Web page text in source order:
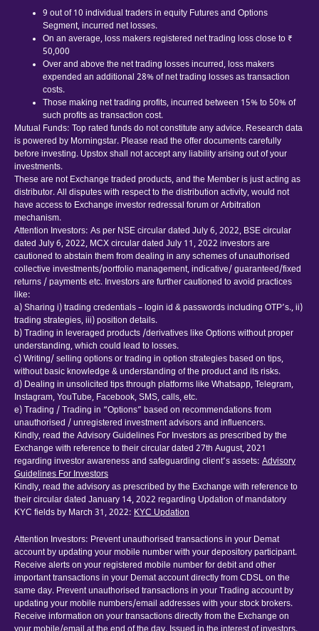
9 out of 10 individual traders in equity Futures and Options
Segment, incurred net losses.
On an average, loss makers registered net trading loss close to ₹
50,000
Over and above the net trading losses incurred, loss makers
expended an additional 28% of net trading losses as transaction
costs.
Those making net trading profits, incurred between 15% to 50% of
such profits as transaction cost.
Mutual Funds: Top rated funds do not constitute any advice. Research data
is powered by Morningstar. Please read the offer documents carefully
before investing. Upstox shall not accept any liability arising out of your
investments.
These are not Exchange traded products, and the Member is just acting as
distributor. All disputes with respect to the distribution activity, would not
have access to Exchange investor redressal forum or Arbitration
mechanism.
Attention Investors: As per NSE circular dated July 6, 2022, BSE circular
dated July 6, 2022, MCX circular dated July 11, 2022 investors are
cautioned to abstain them from dealing in any schemes of unauthorised
collective investments/portfolio management, indicative/ guaranteed/fixed
returns / payments etc. Investors are further cautioned to avoid practices
like:
a) Sharing i) trading credentials – login id & passwords including OTP’s., ii)
trading strategies, iii) position details.
b) Trading in leveraged products /derivatives like Options without proper
understanding, which could lead to losses.
c) Writing/ selling options or trading in option strategies based on tips,
without basic knowledge & understanding of the product and its risks.
d) Dealing in unsolicited tips through platforms like Whatsapp, Telegram,
Instagram, YouTube, Facebook, SMS, calls, etc.
e) Trading / Trading in “Options” based on recommendations from
unauthorised / unregistered investment advisors and influencers.
Kindly, read the Advisory Guidelines For Investors as prescribed by the
Exchange with reference to their circular dated 27th August, 2021
regarding investor awareness and safeguarding client’s assets: Advisory
Guidelines For Investors
Kindly, read the advisory as prescribed by the Exchange with reference to
their circular dated January 14, 2022 regarding Updation of mandatory
KYC fields by March 31, 2022: KYC Updation
Attention Investors: Prevent unauthorised transactions in your Demat
account by updating your mobile number with your depository participant.
Receive alerts on your registered mobile number for debit and other
important transactions in your Demat account directly from CDSL on the
same day. Prevent unauthorised transactions in your Trading account by
updating your mobile numbers/email addresses with your stock brokers.
Receive information on your transactions directly from the Exchange on